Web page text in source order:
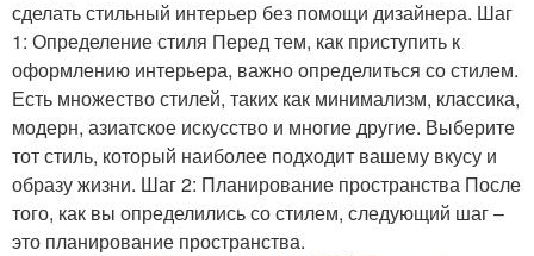
сделать стильный интерьер без помощи дизайнера. Шаг
1: Определение стиля Перед тем, как приступить к
оформлению интерьера, важно определиться со стилем.
Есть множество стилей, таких как минимализм, классика,
модерн, азиатское искусство и многие другие. Выберите
тот стиль, который наиболее подходит вашему вкусу и
образу жизни. Шаг 2: Планирование пространства После
того, как вы определились со стилем, следующий шаг –
это планирование пространства.